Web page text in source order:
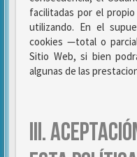
facilitadas por el
utilizando. En el
cookies —total o
Sitio Web, si bien
algunas de las
III.